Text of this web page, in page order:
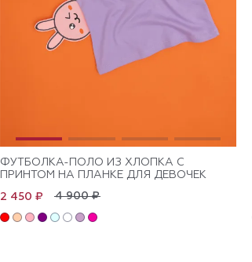
ФУТБОЛКА-ПОЛО ИЗ ХЛОПКА C
ПРИНТОМ НА ПЛАНКЕ ДЛЯ ДЕВОЧЕК
4 900 ₽
2 450 ₽